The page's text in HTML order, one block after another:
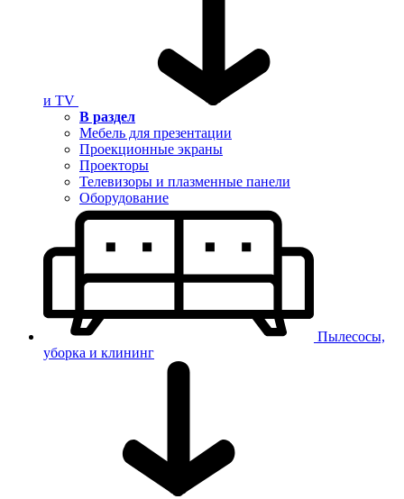
и TV
В раздел
Мебель для презентации
Проекционные экраны
Проекторы
Телевизоры и плазменные панели
Оборудование
Пылесосы,
уборка и клининг